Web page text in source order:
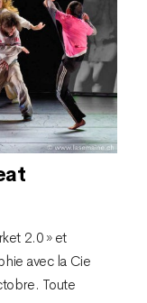
2.0 » et
avec la Cie
Toute